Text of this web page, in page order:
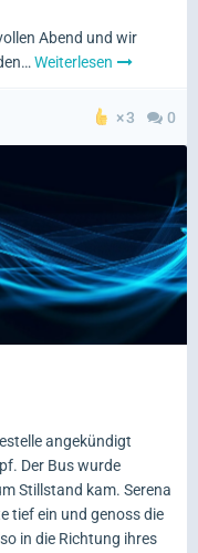
Abend und wir
Weiterlesen
3 0
angekündigt
Der Bus wurde
Stillstand kam. Serena
tief ein und genoss die
in die Richtung ihres